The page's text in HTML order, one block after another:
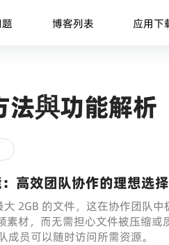
博客列表 应用下
與功能解析
高效团队协作的理想选择
2GB 的文件，这在协作团队
素材，而无需担心文件被压缩或
员可以随时访问所需资源。